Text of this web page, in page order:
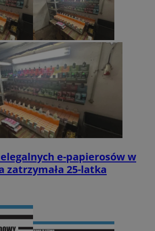
e-papierosów w
zatrzymała 25-latka